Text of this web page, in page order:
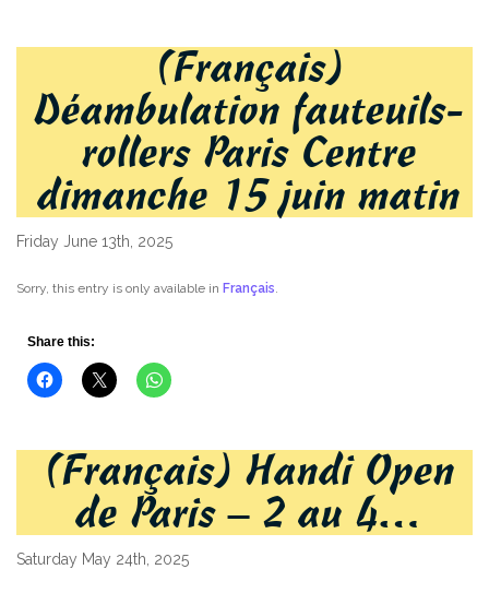
(Français)
Déambulation fauteuils-
rollers Paris Centre
dimanche 15 juin matin
Friday June 13th, 2025
Sorry, this entry is only available in Français.
Share this:
(Français) Handi Open
de Paris – 2 au 4…
Saturday May 24th, 2025